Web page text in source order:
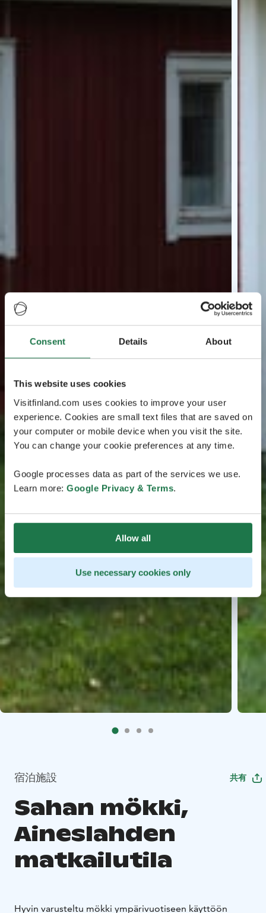
Consent Details About
This website uses cookies
Visitfinland.com uses cookies to improve your user
experience. Cookies are small text files that are saved on
your computer or mobile device when you visit the site.
You can change your cookie preferences at any time.
Google processes data as part of the services we use.
Learn more: Google Privacy & Terms.
Allow all
Use necessary cookies only
宿泊施設 共有
Sahan mökki,
Aineslahden
matkailutila
Hyvin varusteltu mökki ympärivuotiseen käyttöön